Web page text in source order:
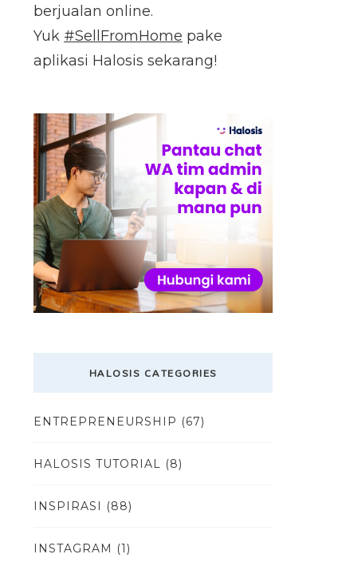
berjualan online.
Yuk #SellFromHome pake
aplikasi Halosis sekarang!
HALOSIS CATEGORIES
ENTREPRENEURSHIP (67)
HALOSIS TUTORIAL (8)
INSPIRASI (88)
INSTAGRAM (1)